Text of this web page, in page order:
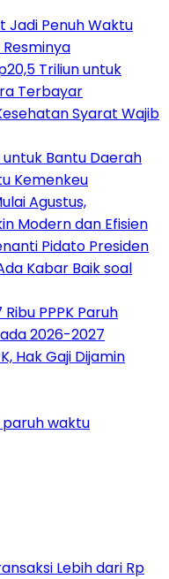
Jadi Penuh Waktu
Triliun untuk
Terbayar
Syarat Wajib
Bantu Daerah
Kemenkeu
Agustus,
Modern dan Efisien
Pidato Presiden
Kabar Baik soal
PPPK Paruh
2026-2027
Hak Gaji Dijamin
waktu
Lebih dari Rp